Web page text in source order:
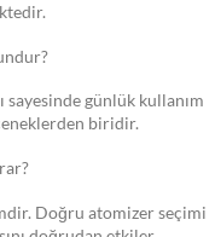
sayesinde günlük kullanım
biridir.
Doğru atomizer seçimi